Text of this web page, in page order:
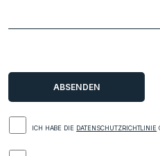
ICH HABE DIE DATENSCHUTZRICHTLINIE